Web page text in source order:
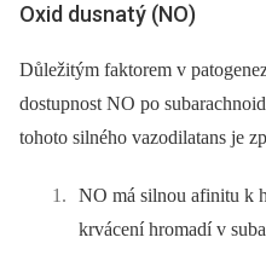
Oxid dusnatý (NO)
Důležitým faktorem v
dostupnost NO po
tohoto silného vazodilatans je
NO má silnou afinitu k
krvácení hromadí v